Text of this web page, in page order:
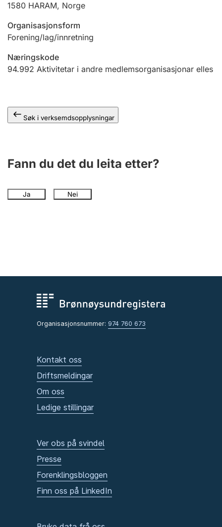
Ektepaktrettleiaren
1580 HARAM, Norge
Organisasjonsform
Forening/lag/innretning
Næringskode
94.992 Aktivitetar i andre medlemsorganisasjonar elles
Søk i verksemdsopplysningar
Fann du det du leita etter?
Ja Nei
Organisasjonsnummer: 974 760 673
Kontakt oss
Driftsmeldingar
Om oss
Ledige stillingar
Ver obs på svindel
Presse
Forenklingsbloggen
Finn oss på LinkedIn